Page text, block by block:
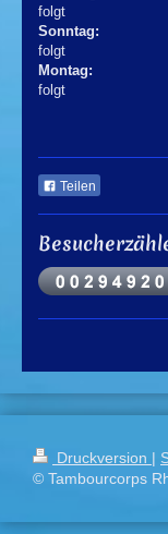
folgt
Sonntag:
folgt
Montag:
folgt
Teilen
Druckversion |
© Tambourcorps